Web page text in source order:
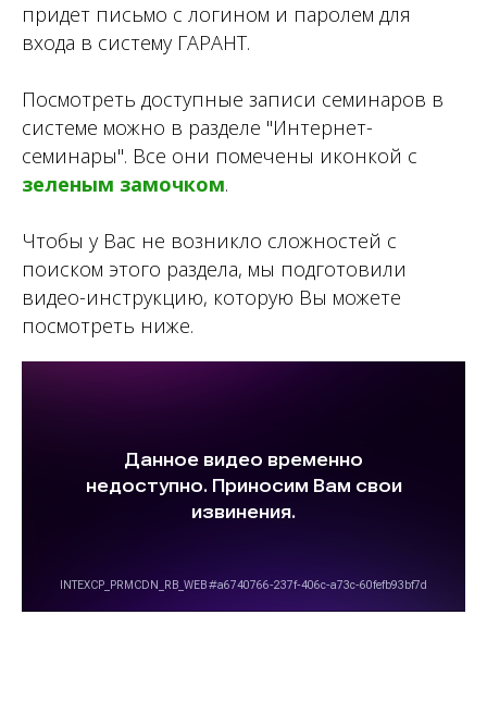
придет письмо с логином и паролем для
входа в систему ГАРАНТ.
Посмотреть доступные записи семинаров в
системе можно в разделе "Интернет-
семинары". Все они помечены иконкой с
зеленым замочком.
Чтобы у Вас не возникло сложностей с
поиском этого раздела, мы подготовили
видео-инструкцию, которую Вы можете
посмотреть ниже.